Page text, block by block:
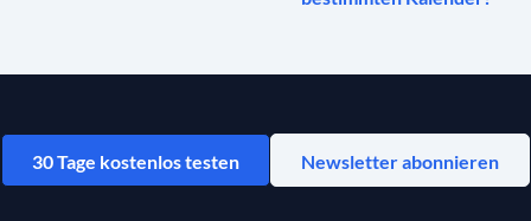
30 Tage kostenlos testen Newsletter abonnieren